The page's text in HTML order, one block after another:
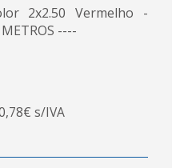
2x2.50 Vermelho -
----
s/IVA